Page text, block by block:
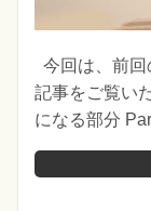
今回は、前
記事をご覧い
になる部分